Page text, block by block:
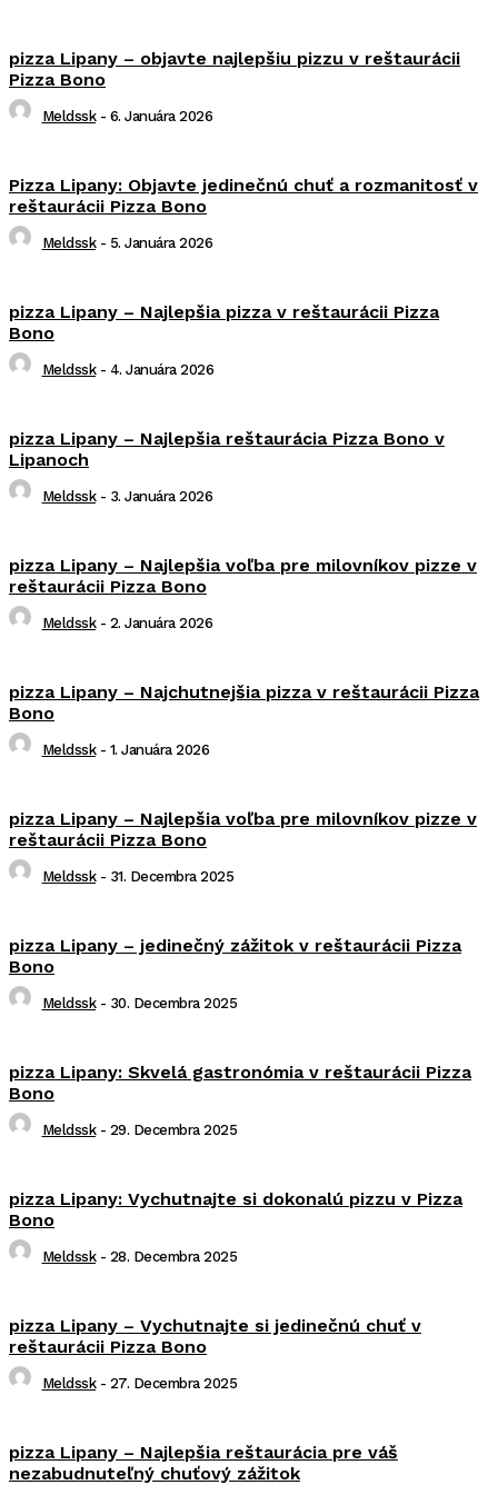
pizza Lipany – objavte najlepšiu pizzu v reštaurácii
Pizza Bono
Meldssk - 6. Januára 2026
Pizza Lipany: Objavte jedinečnú chuť a rozmanitosť v
reštaurácii Pizza Bono
Meldssk - 5. Januára 2026
pizza Lipany – Najlepšia pizza v reštaurácii Pizza
Bono
Meldssk - 4. Januára 2026
pizza Lipany – Najlepšia reštaurácia Pizza Bono v
Lipanoch
Meldssk - 3. Januára 2026
pizza Lipany – Najlepšia voľba pre milovníkov pizze v
reštaurácii Pizza Bono
Meldssk - 2. Januára 2026
pizza Lipany – Najchutnejšia pizza v reštaurácii Pizza
Bono
Meldssk - 1. Januára 2026
pizza Lipany – Najlepšia voľba pre milovníkov pizze v
reštaurácii Pizza Bono
Meldssk - 31. Decembra 2025
pizza Lipany – jedinečný zážitok v reštaurácii Pizza
Bono
Meldssk - 30. Decembra 2025
pizza Lipany: Skvelá gastronómia v reštaurácii Pizza
Bono
Meldssk - 29. Decembra 2025
pizza Lipany: Vychutnajte si dokonalú pizzu v Pizza
Bono
Meldssk - 28. Decembra 2025
pizza Lipany – Vychutnajte si jedinečnú chuť v
reštaurácii Pizza Bono
Meldssk - 27. Decembra 2025
pizza Lipany – Najlepšia reštaurácia pre váš
nezabudnuteľný chuťový zážitok